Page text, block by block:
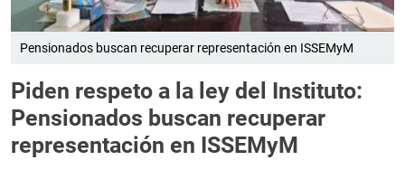
Pensionados buscan recuperar representación en ISSEMyM
Piden respeto a la ley del Instituto:
Pensionados buscan recuperar
representación en ISSEMyM